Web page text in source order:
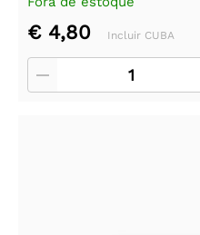
€ 4,80 Incluir CUBA